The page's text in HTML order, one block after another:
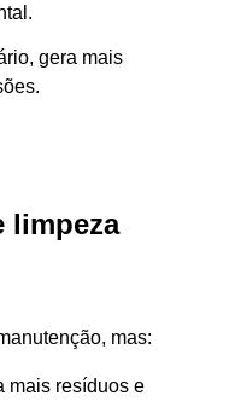
gera mais
limpeza
mas:
mais resíduos e